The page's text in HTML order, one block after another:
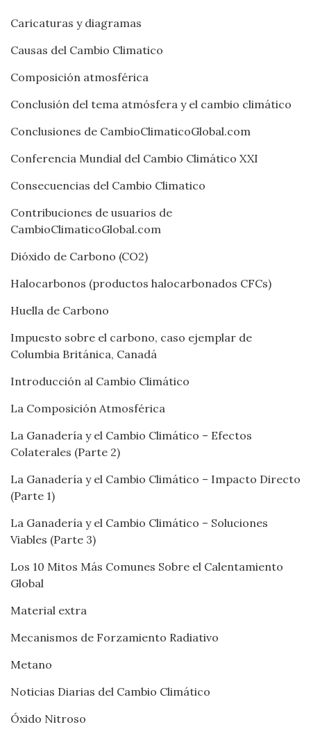
Caricaturas y diagramas
Causas del Cambio Climatico
Composición atmosférica
Conclusión del tema atmósfera y el cambio climático
Conclusiones de CambioClimaticoGlobal.com
Conferencia Mundial del Cambio Climático XXI
Consecuencias del Cambio Climatico
Contribuciones de usuarios de
CambioClimaticoGlobal.com
Dióxido de Carbono (CO2)
Halocarbonos (productos halocarbonados CFCs)
Huella de Carbono
Impuesto sobre el carbono, caso ejemplar de
Columbia Británica, Canadá
Introducción al Cambio Climático
La Composición Atmosférica
La Ganadería y el Cambio Climático – Efectos
Colaterales (Parte 2)
La Ganadería y el Cambio Climático – Impacto Directo
(Parte 1)
La Ganadería y el Cambio Climático – Soluciones
Viables (Parte 3)
Los 10 Mitos Más Comunes Sobre el Calentamiento
Global
Material extra
Mecanismos de Forzamiento Radiativo
Metano
Noticias Diarias del Cambio Climático
Óxido Nitroso